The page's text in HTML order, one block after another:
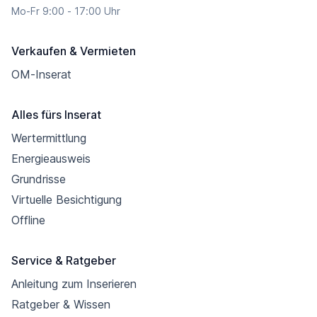
Mo-Fr 9:00 - 17:00 Uhr
Verkaufen & Vermieten
OM-Inserat
Alles fürs Inserat
Wertermittlung
Energieausweis
Grundrisse
Virtuelle Besichtigung
Offline
Service & Ratgeber
Anleitung zum Inserieren
Ratgeber & Wissen